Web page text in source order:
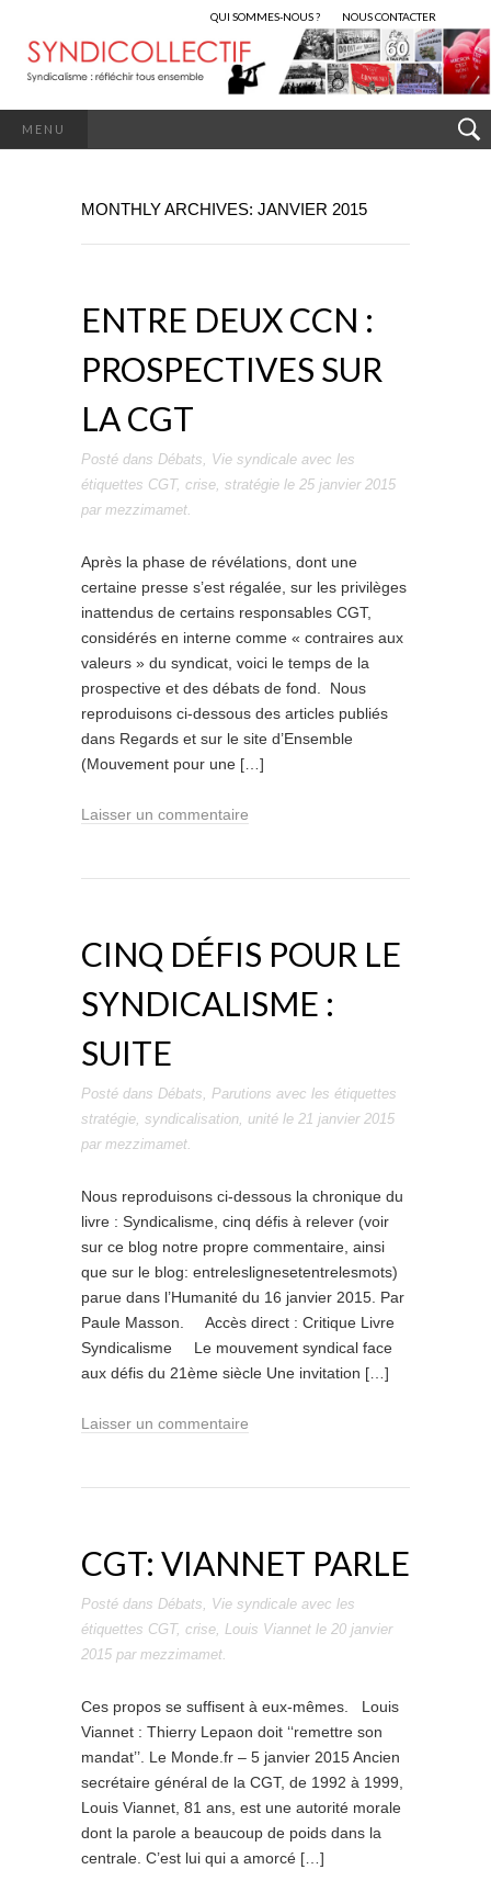
QUI SOMMES-NOUS ? NOUS CONTACTER
MENU
MONTHLY ARCHIVES: JANVIER 2015
ENTRE DEUX CCN :
PROSPECTIVES SUR
LA CGT
Posté dans Débats, Vie syndicale avec les
étiquettes CGT, crise, stratégie le 25 janvier 2015
par mezzimamet.
Après la phase de révélations, dont une
certaine presse s’est régalée, sur les privilèges
inattendus de certains responsables CGT,
considérés en interne comme « contraires aux
valeurs » du syndicat, voici le temps de la
prospective et des débats de fond. Nous
reproduisons ci-dessous des articles publiés
dans Regards et sur le site d’Ensemble
(Mouvement pour une […]
Laisser un commentaire
CINQ DÉFIS POUR LE
SYNDICALISME :
SUITE
Posté dans Débats, Parutions avec les étiquettes
stratégie, syndicalisation, unité le 21 janvier 2015
par mezzimamet.
Nous reproduisons ci-dessous la chronique du
livre : Syndicalisme, cinq défis à relever (voir
sur ce blog notre propre commentaire, ainsi
que sur le blog: entreleslignesetentrelesmots)
parue dans l’Humanité du 16 janvier 2015. Par
Paule Masson. Accès direct : Critique Livre
Syndicalisme Le mouvement syndical face
aux défis du 21ème siècle Une invitation […]
Laisser un commentaire
CGT: VIANNET PARLE
Posté dans Débats, Vie syndicale avec les
étiquettes CGT, crise, Louis Viannet le 20 janvier
2015 par mezzimamet.
Ces propos se suffisent à eux-mêmes. Louis
Viannet : Thierry Lepaon doit ‘‘remettre son
mandat’’. Le Monde.fr – 5 janvier 2015 Ancien
secrétaire général de la CGT, de 1992 à 1999,
Louis Viannet, 81 ans, est une autorité morale
dont la parole a beaucoup de poids dans la
centrale. C’est lui qui a amorcé […]